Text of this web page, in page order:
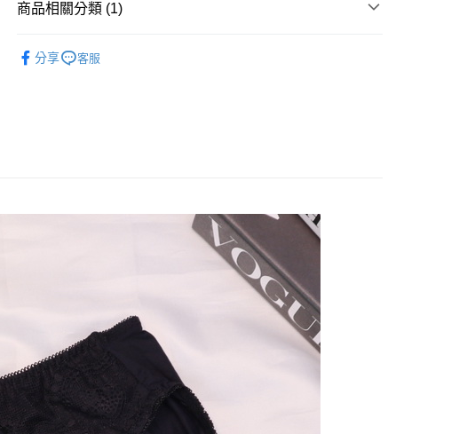
貨到付款
每筆NT$70，滿NT$799(含以上)免運費
付款後萊爾富取貨
每筆NT$70，滿NT$799(含以上)免運費
7-11取貨付款
每筆NT$70，滿NT$798(含以上)免運費
商品相關分類 (1)
分享
客服